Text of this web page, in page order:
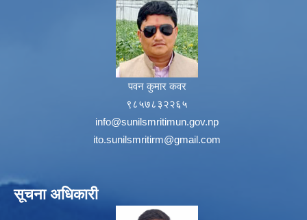
पवन कुमार कवर
९८५७८३२२६५
info@sunilsmritimun.gov.np
ito.sunilsmritirm@gmail.com
सूचना अधिकारी